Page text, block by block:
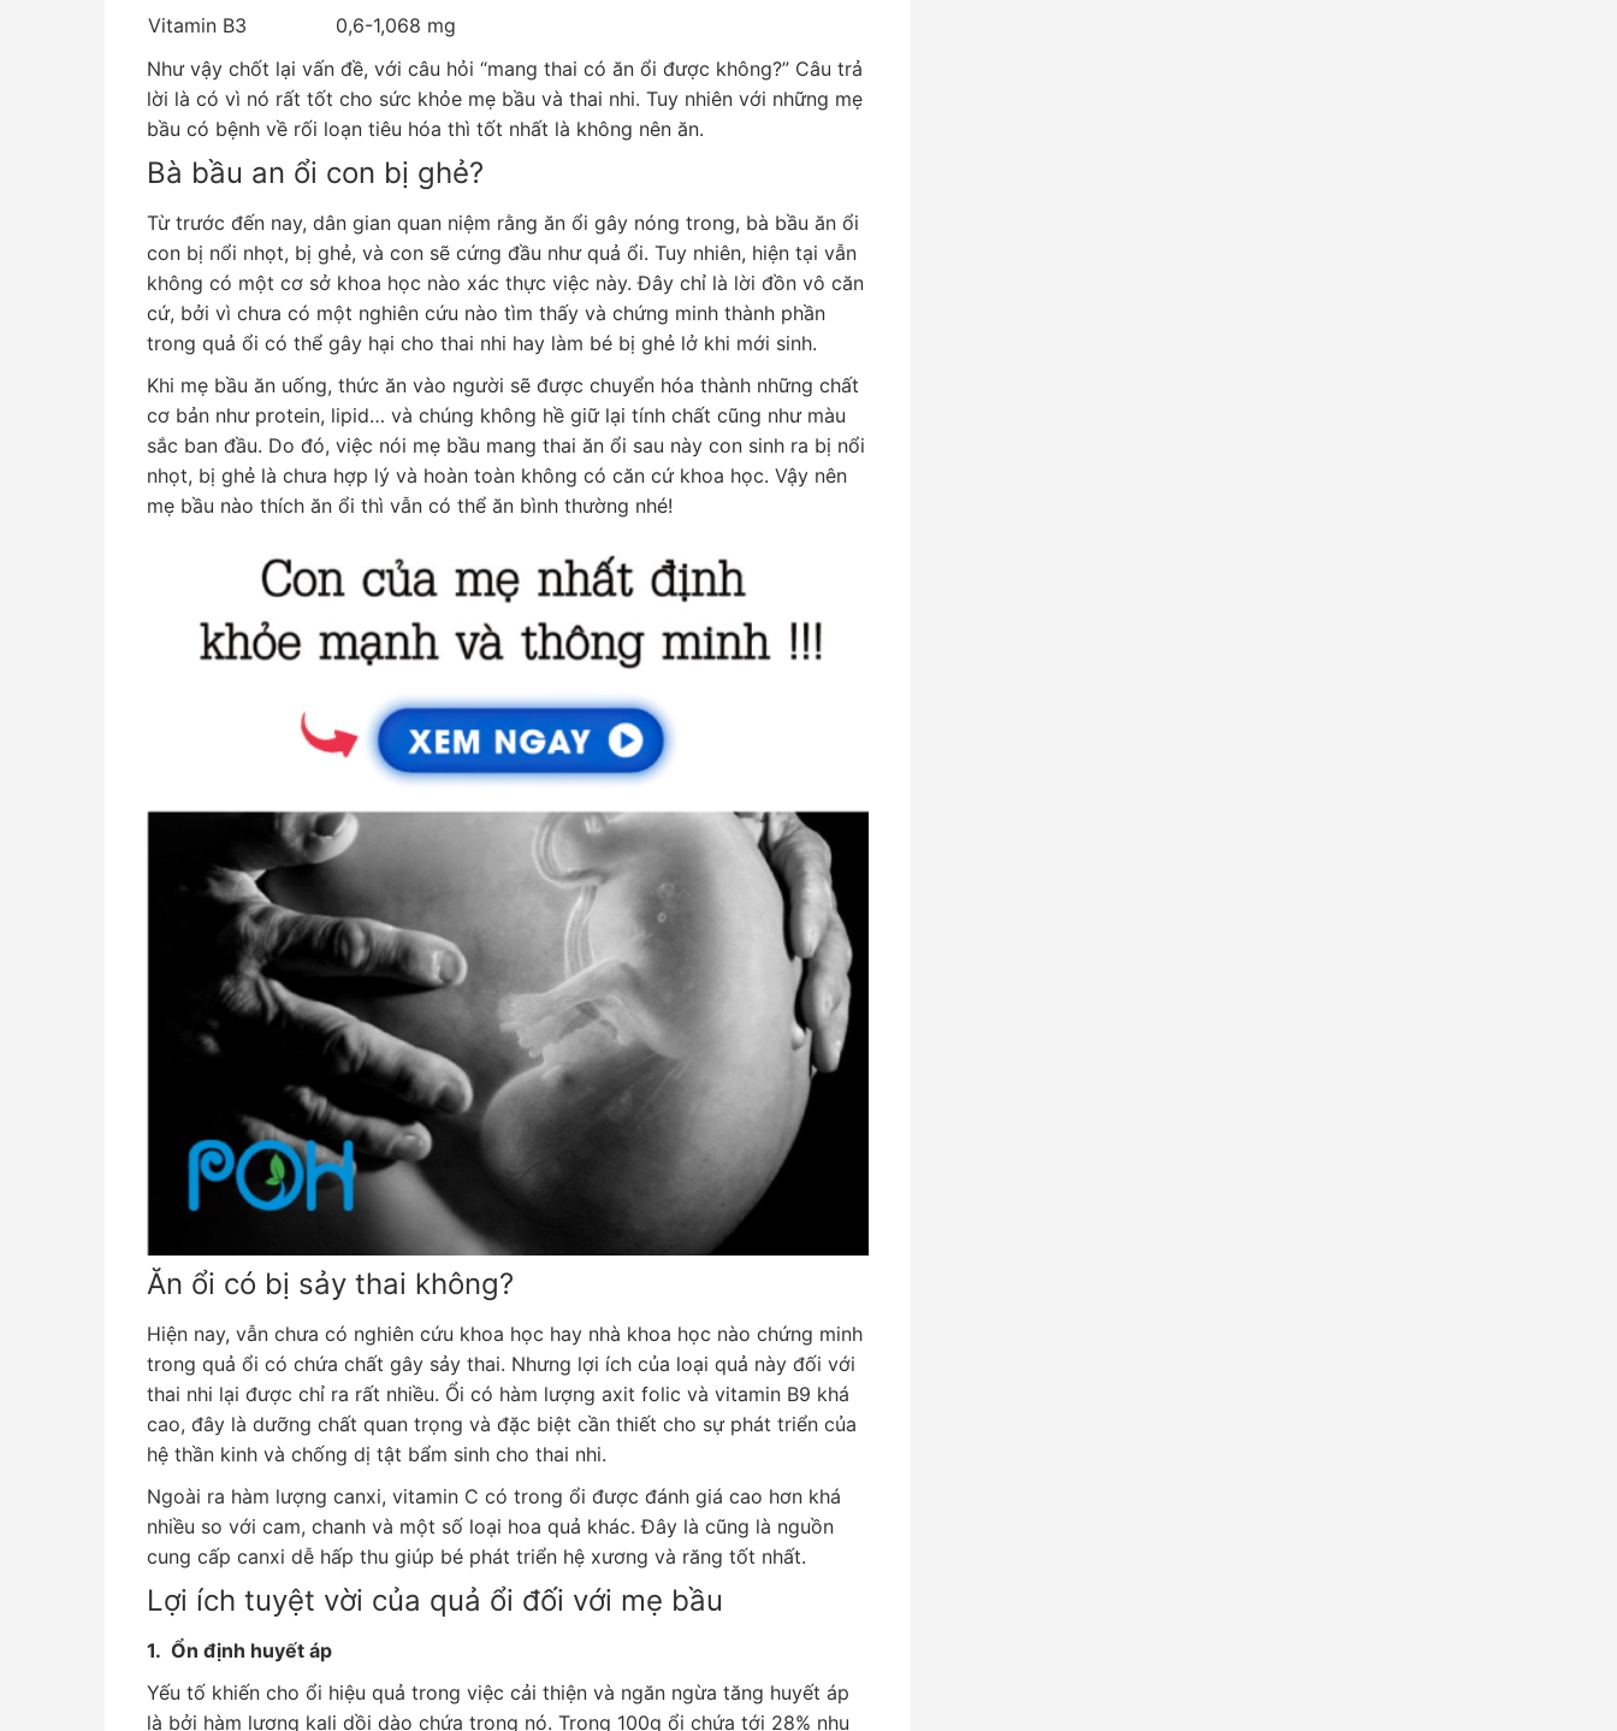
Vitamin B3
0,6-1,068 mg
Như vậy chốt lại vấn đề, với câu hỏi “mang thai có ăn ổi được không?” Câu trả
lời là có vì nó rất tốt cho sức khỏe mẹ bầu và thai nhi. Tuy nhiên với những mẹ
bầu có bệnh về rối loạn tiêu hóa thì tốt nhất là không nên ăn.
Bà bầu an ổi con bị ghẻ?
Từ trước đến nay, dân gian quan niệm rằng ăn ổi gây nóng trong, bà bầu ăn ổi
con bị nổi nhọt, bị ghẻ, và con sẽ cứng đầu như quả ổi. Tuy nhiên, hiện tại vẫn
không có một cơ sở khoa học nào xác thực việc này. Đây chỉ là lời đồn vô căn
cứ, bởi vì chưa có một nghiên cứu nào tìm thấy và chứng minh thành phần
trong quả ổi có thể gây hại cho thai nhi hay làm bé bị ghẻ lở khi mới sinh.
Khi mẹ bầu ăn uống, thức ăn vào người sẽ được chuyển hóa thành những chất
cơ bản như protein, lipid… và chúng không hề giữ lại tính chất cũng như màu
sắc ban đầu. Do đó, việc nói mẹ bầu mang thai ăn ổi sau này con sinh ra bị nổi
nhọt, bị ghẻ là chưa hợp lý và hoàn toàn không có căn cứ khoa học. Vậy nên
mẹ bầu nào thích ăn ổi thì vẫn có thể ăn bình thường nhé!
Ăn ổi có bị sảy thai không?
Hiện nay, vẫn chưa có nghiên cứu khoa học hay nhà khoa học nào chứng minh
trong quả ổi có chứa chất gây sảy thai. Nhưng lợi ích của loại quả này đối với
thai nhi lại được chỉ ra rất nhiều. Ổi có hàm lượng axit folic và vitamin B9 khá
cao, đây là dưỡng chất quan trọng và đặc biệt cần thiết cho sự phát triển của
hệ thần kinh và chống dị tật bẩm sinh cho thai nhi.
Ngoài ra hàm lượng canxi, vitamin C có trong ổi được đánh giá cao hơn khá
nhiều so với cam, chanh và một số loại hoa quả khác. Đây là cũng là nguồn
cung cấp canxi dễ hấp thu giúp bé phát triển hệ xương và răng tốt nhất.
Lợi ích tuyệt vời của quả ổi đối với mẹ bầu
1. Ổn định huyết áp
Yếu tố khiến cho ổi hiệu quả trong việc cải thiện và ngăn ngừa tăng huyết áp
là bởi hàm lượng kali dồi dào chứa trong nó. Trong 100g ổi chứa tới 28% nhu